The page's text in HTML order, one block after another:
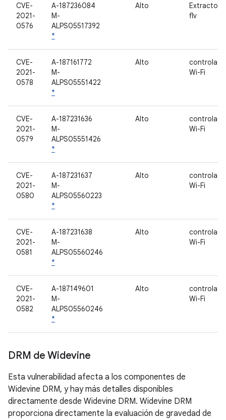
CVE-
2021-
0576
A-187236084
M-
ALPS05517392
*
Alto
Extractor
flv
CVE-
2021-
0578
A-187161772
M-
ALPS05551422
*
Alto
Wi-Fi
CVE-
2021-
0579
A-187231636
M-
ALPS05551426
*
Alto
Wi-Fi
CVE-
2021-
0580
A-187231637
M-
ALPS05560223
*
Alto
Wi-Fi
CVE-
2021-
0581
A-187231638
M-
ALPS05560246
*
Alto
Wi-Fi
CVE-
2021-
0582
A-187149601
M-
ALPS05560246
*
Alto
Wi-Fi
DRM de Widevine
Esta vulnerabilidad afecta a los componentes de
Widevine DRM, y hay más detalles disponibles
directamente desde Widevine DRM. Widevine DRM
proporciona directamente la evaluación de gravedad de